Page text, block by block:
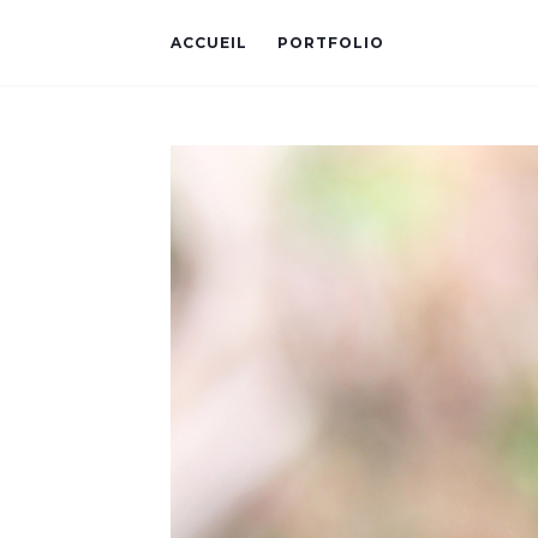
ACCUEIL PORTFOLIO